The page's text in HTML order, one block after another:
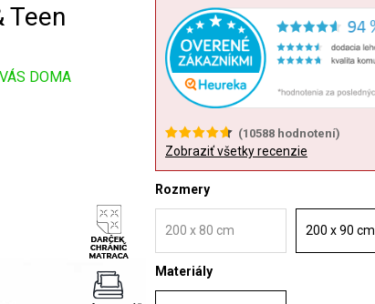
Teen
DOMA
(10588 hodnotení)
Zobraziť všetky recenzie
Rozmery
200 x 80 cm 200 x 90 cm
Materiály